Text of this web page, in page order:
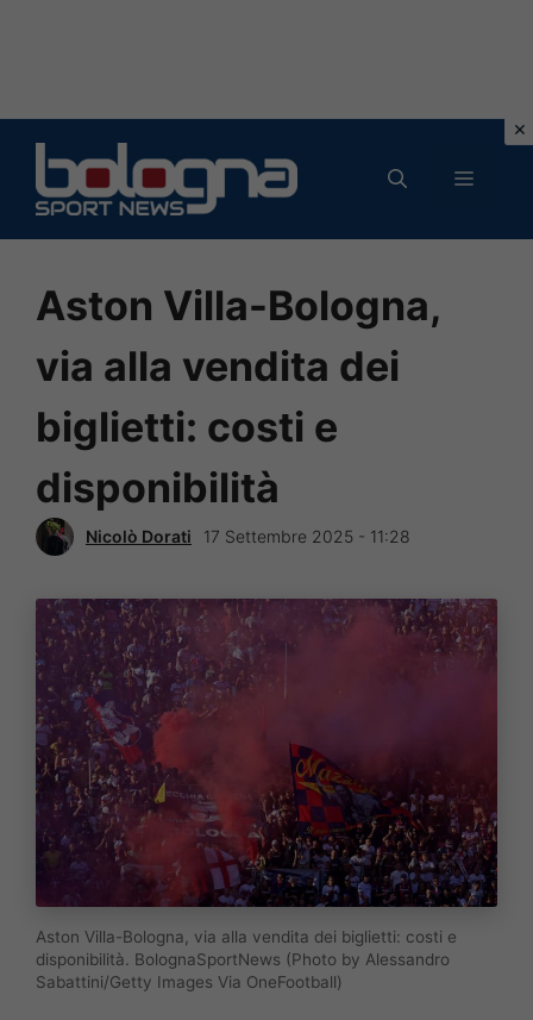
contenuto
MENU
Aston Villa-Bologna,
via alla vendita dei
biglietti: costi e
disponibilità
Nicolò Dorati 17 Settembre 2025 - 11:28
Aston Villa-Bologna, via alla vendita dei biglietti: costi e
disponibilità. BolognaSportNews (Photo by Alessandro
Sabattini/Getty Images Via OneFootball)